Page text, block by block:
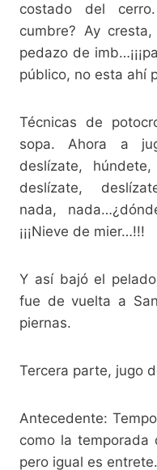
costado del
cumbre? Ay
pedazo de
público, no esta ahí
Técnicas de
sopa. Ahora a
deslízate,
deslízate,
nada,
¡¡¡Nieve de mier…!!!
Y así bajó el
fue de vuelta a
piernas.
Tercera parte, jugo
Antecedente:
como la temporada
pero igual es entrete.